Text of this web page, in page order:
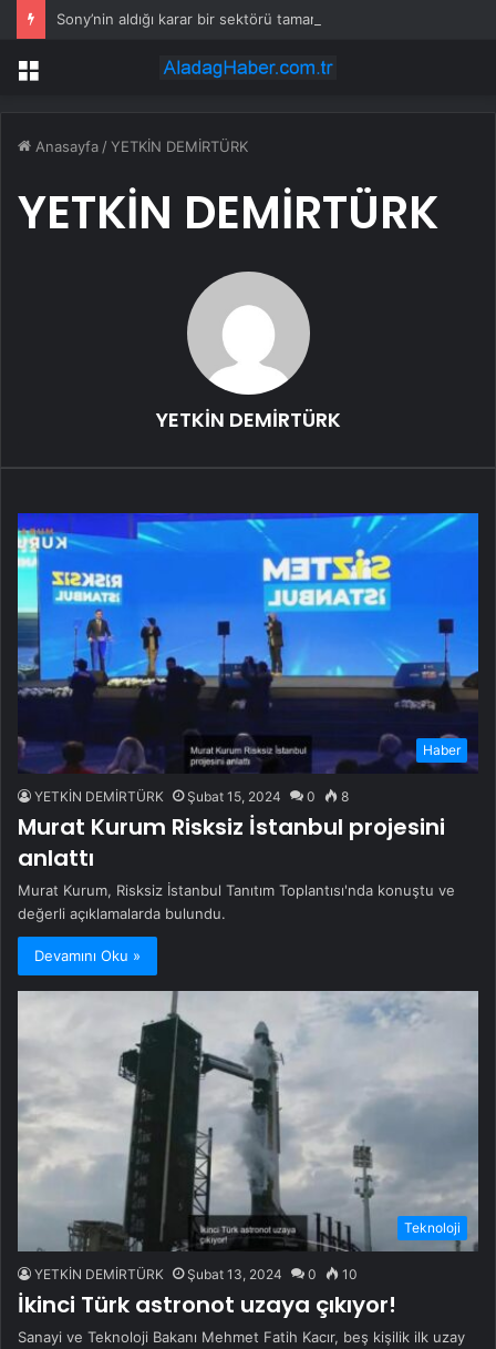
Sony’nin aldığı karar bir sektörü tamamen bitirecek
Menü
Anasayfa /YETKİN DEMİRTÜRK
YETKİN DEMİRTÜRK
YETKİN DEMİRTÜRK
Haber
YETKİN DEMİRTÜRK Şubat 15, 2024 0 8
Murat Kurum Risksiz İstanbul projesini
anlattı
Murat Kurum, Risksiz İstanbul Tanıtım Toplantısı'nda konuştu ve
değerli açıklamalarda bulundu.
Devamını Oku »
Teknoloji
YETKİN DEMİRTÜRK Şubat 13, 2024 0 10
İkinci Türk astronot uzaya çıkıyor!
Sanayi ve Teknoloji Bakanı Mehmet Fatih Kacır, beş kişilik ilk uzay